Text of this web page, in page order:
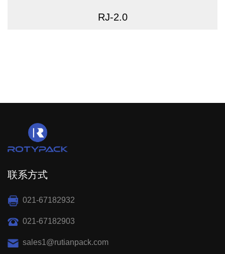
RJ-2.0
联系方式
021-67182932
021-67182903
sales1@rutianpack.com